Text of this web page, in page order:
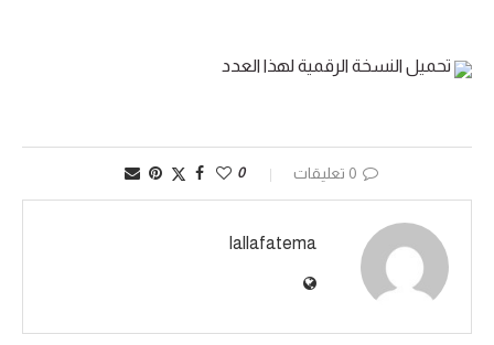
تحميل النسخة الرقمية لهذا العدد
0 تعليقات 0
lallafatema